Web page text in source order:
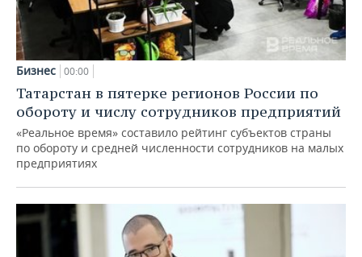
Бизнес 00:00
Татарстан в пятерке регионов России по
обороту и числу сотрудников предприятий
«Реальное время» составило рейтинг субъектов страны
по обороту и средней численности сотрудников на малых
предприятиях